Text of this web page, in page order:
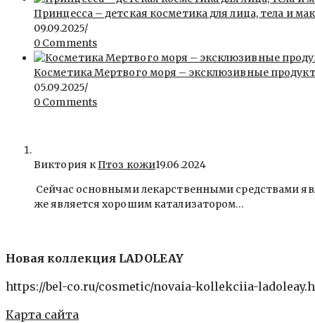
Принцесса – детская косметика для лица, тела и
09.09.2025/
0 Comments
Косметика Мертвого моря – эксклюзивные
05.09.2025/
0 Comments
Виктория кПтоз кожи19.06.2024
Сейчас основными лекарственными средствами
же является хорошим катализатором…
Новая коллекция LADOLEAY
https://bel-co.ru/cosmetic/novaia-kollekciia-
Карта сайта